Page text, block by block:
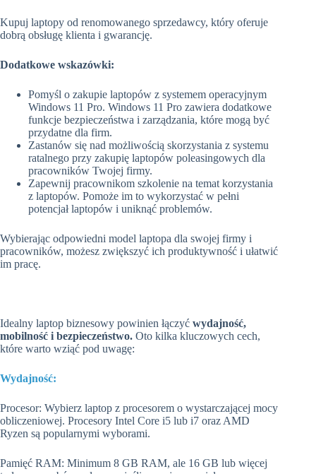
Kupuj laptopy od renomowanego sprzedawcy, który oferuje
dobrą obsługę klienta i gwarancję.
Dodatkowe wskazówki:
Pomyśl o zakupie laptopów z systemem operacyjnym
Windows 11 Pro. Windows 11 Pro zawiera dodatkowe
funkcje bezpieczeństwa i zarządzania, które mogą być
przydatne dla firm.
Zastanów się nad możliwością skorzystania z systemu
ratalnego przy zakupię laptopów poleasingowych dla
pracowników Twojej firmy.
Zapewnij pracownikom szkolenie na temat korzystania
z laptopów. Pomoże im to wykorzystać w pełni
potencjał laptopów i uniknąć problemów.
Wybierając odpowiedni model laptopa dla swojej firmy i
pracowników, możesz zwiększyć ich produktywność i ułatwić
im pracę.
Idealny laptop biznesowy powinien łączyć wydajność,
mobilność i bezpieczeństwo. Oto kilka kluczowych cech,
które warto wziąć pod uwagę:
Wydajność:
Procesor: Wybierz laptop z procesorem o wystarczającej mocy
obliczeniowej. Procesory Intel Core i5 lub i7 oraz AMD
Ryzen są popularnymi wyborami.
Pamięć RAM: Minimum 8 GB RAM, ale 16 GB lub więcej